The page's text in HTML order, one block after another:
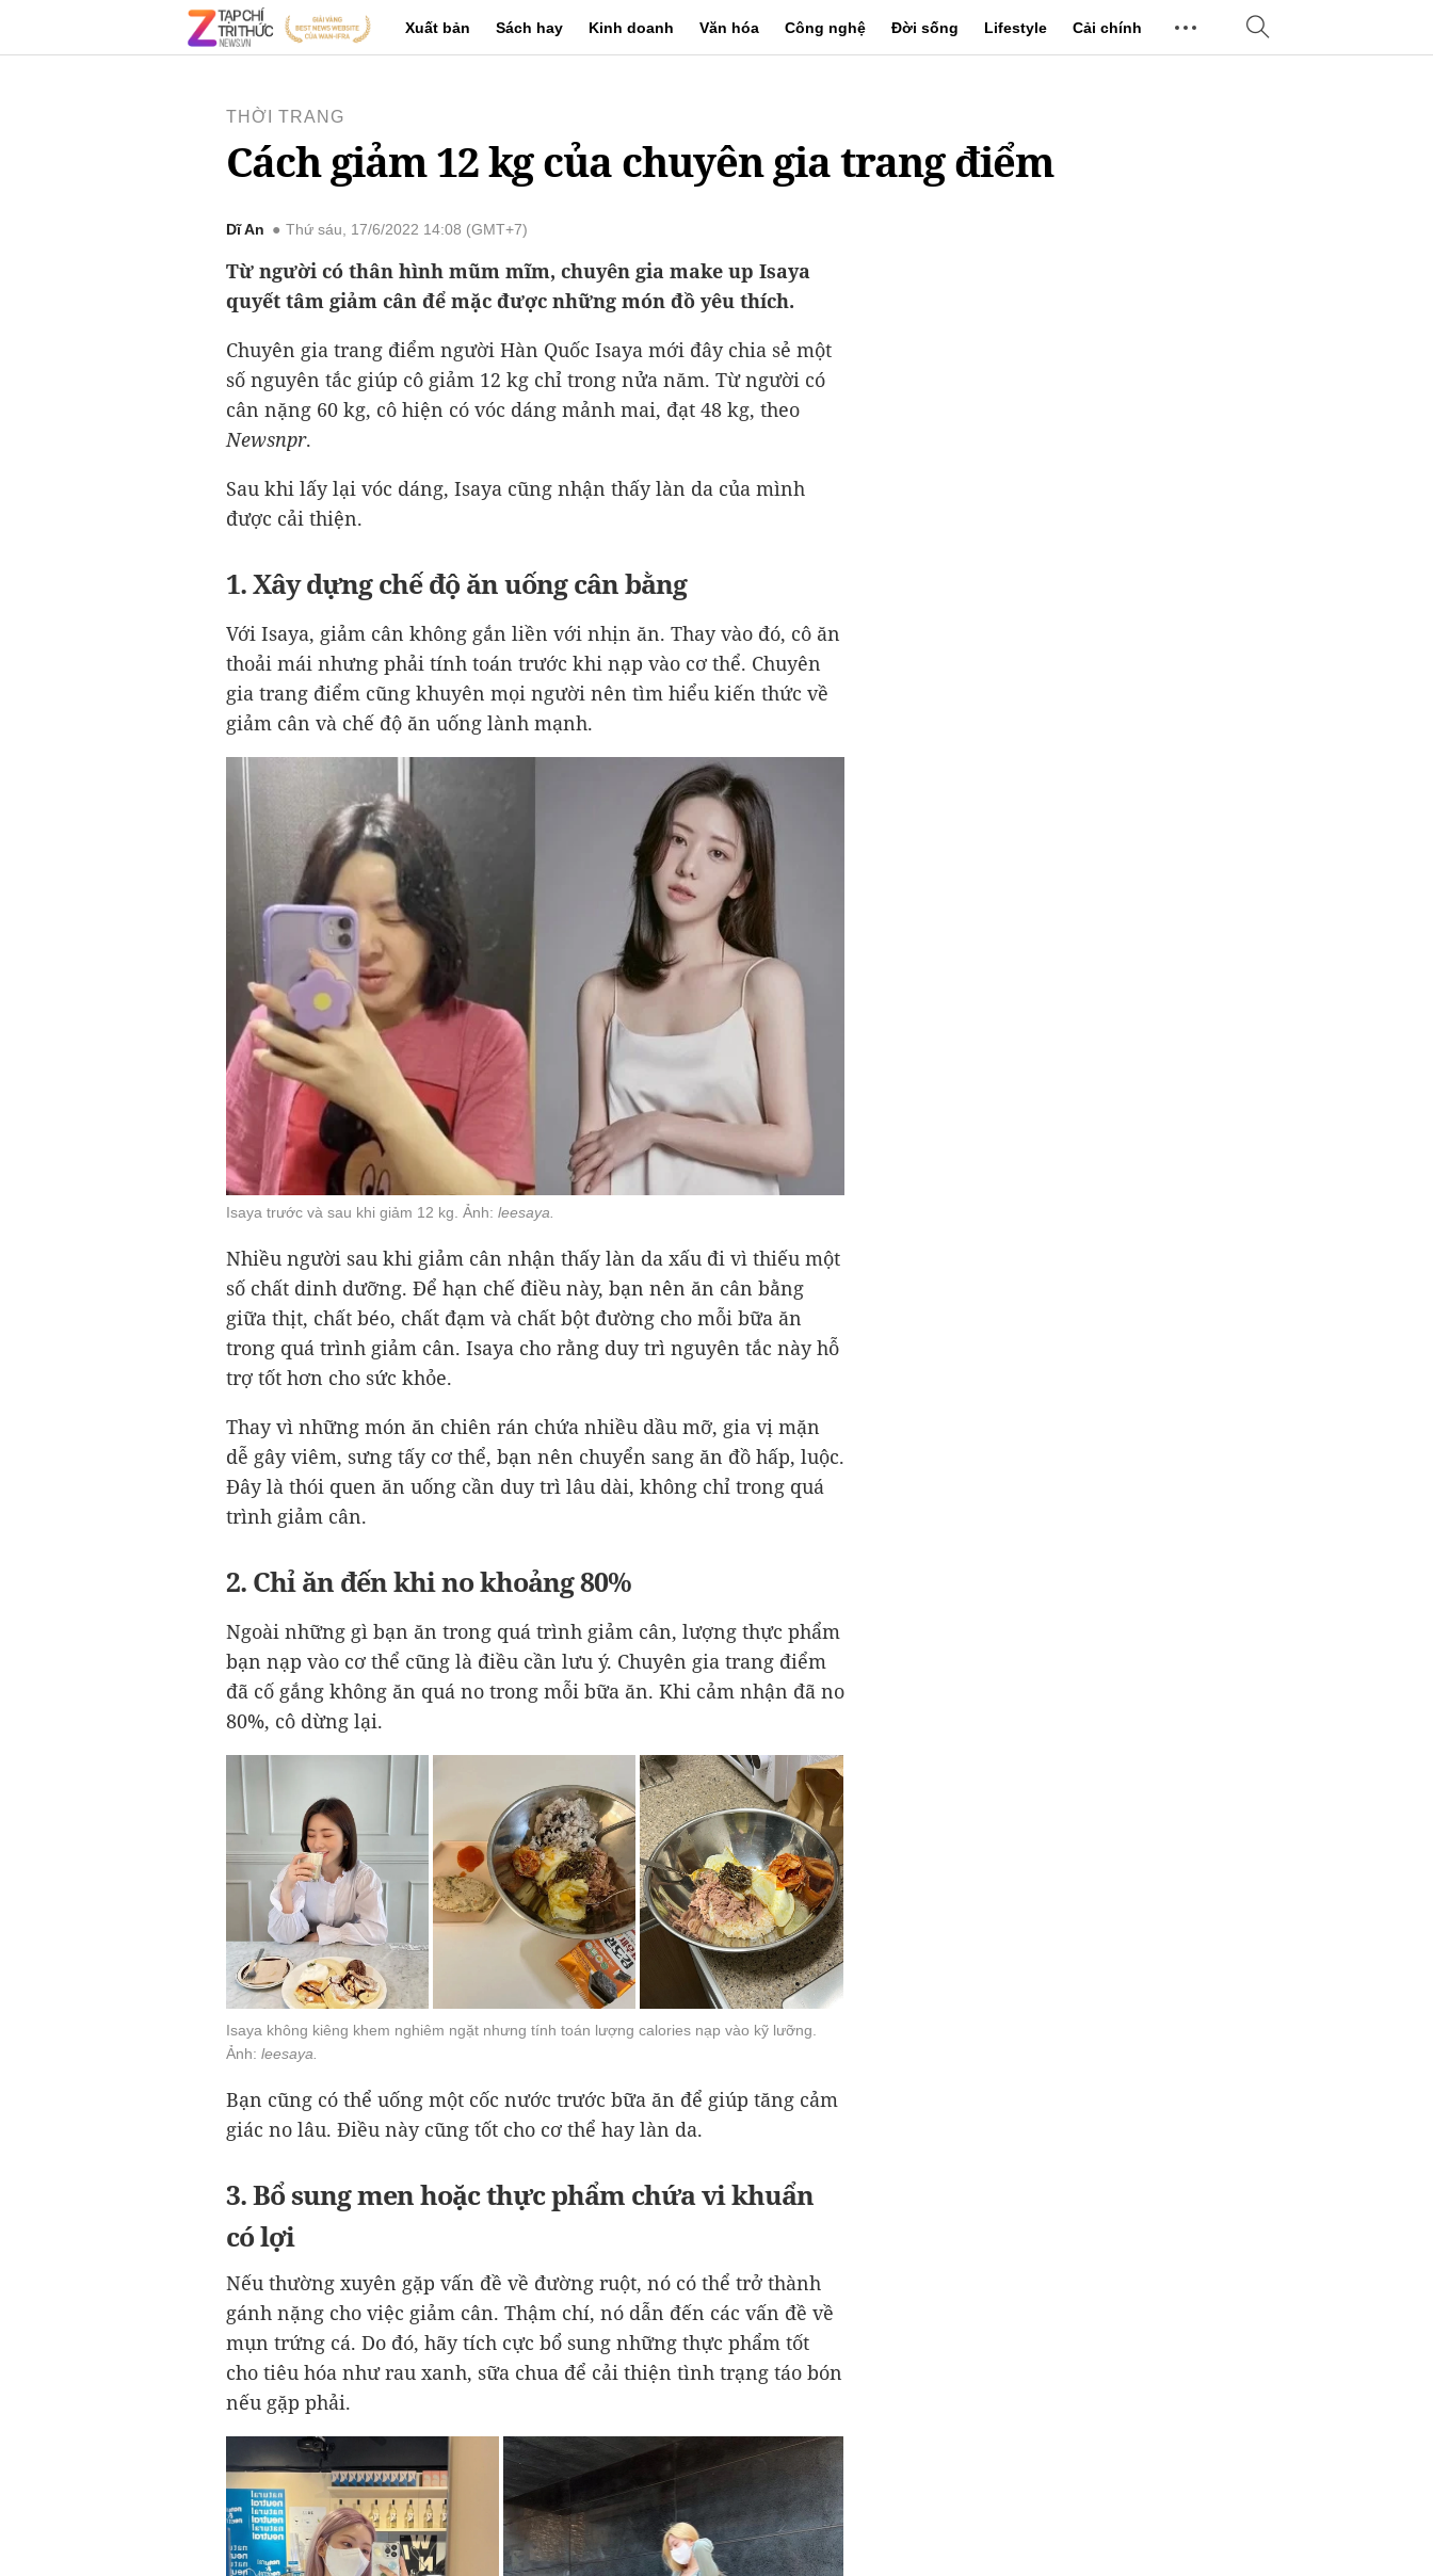
Xuất bản Sách hay Kinh doanh Văn hóa Công nghệ Đời sống Lifestyle Cải chính
THỜI TRANG
Cách giảm 12 kg của chuyên gia trang điểm
Dĩ An Thứ sáu, 17/6/2022 14:08 (GMT+7)
Từ người có thân hình mũm mĩm, chuyên gia make up Isaya
quyết tâm giảm cân để mặc được những món đồ yêu thích.
Chuyên gia trang điểm người Hàn Quốc Isaya mới đây chia sẻ một
số nguyên tắc giúp cô giảm 12 kg chỉ trong nửa năm. Từ người có
cân nặng 60 kg, cô hiện có vóc dáng mảnh mai, đạt 48 kg, theo
Newsnpr.
Sau khi lấy lại vóc dáng, Isaya cũng nhận thấy làn da của mình
được cải thiện.
1. Xây dựng chế độ ăn uống cân bằng
Với Isaya, giảm cân không gắn liền với nhịn ăn. Thay vào đó, cô ăn
thoải mái nhưng phải tính toán trước khi nạp vào cơ thể. Chuyên
gia trang điểm cũng khuyên mọi người nên tìm hiểu kiến thức về
giảm cân và chế độ ăn uống lành mạnh.
Isaya trước và sau khi giảm 12 kg. Ảnh: leesaya.
Nhiều người sau khi giảm cân nhận thấy làn da xấu đi vì thiếu một
số chất dinh dưỡng. Để hạn chế điều này, bạn nên ăn cân bằng
giữa thịt, chất béo, chất đạm và chất bột đường cho mỗi bữa ăn
trong quá trình giảm cân. Isaya cho rằng duy trì nguyên tắc này hỗ
trợ tốt hơn cho sức khỏe.
Thay vì những món ăn chiên rán chứa nhiều dầu mỡ, gia vị mặn
dễ gây viêm, sưng tấy cơ thể, bạn nên chuyển sang ăn đồ hấp, luộc.
Đây là thói quen ăn uống cần duy trì lâu dài, không chỉ trong quá
trình giảm cân.
2. Chỉ ăn đến khi no khoảng 80%
Ngoài những gì bạn ăn trong quá trình giảm cân, lượng thực phẩm
bạn nạp vào cơ thể cũng là điều cần lưu ý. Chuyên gia trang điểm
đã cố gắng không ăn quá no trong mỗi bữa ăn. Khi cảm nhận đã no
80%, cô dừng lại.
Isaya không kiêng khem nghiêm ngặt nhưng tính toán lượng calories nạp vào kỹ lưỡng.
Ảnh: leesaya.
Bạn cũng có thể uống một cốc nước trước bữa ăn để giúp tăng cảm
giác no lâu. Điều này cũng tốt cho cơ thể hay làn da.
3. Bổ sung men hoặc thực phẩm chứa vi khuẩn
có lợi
Nếu thường xuyên gặp vấn đề về đường ruột, nó có thể trở thành
gánh nặng cho việc giảm cân. Thậm chí, nó dẫn đến các vấn đề về
mụn trứng cá. Do đó, hãy tích cực bổ sung những thực phẩm tốt
cho tiêu hóa như rau xanh, sữa chua để cải thiện tình trạng táo bón
nếu gặp phải.